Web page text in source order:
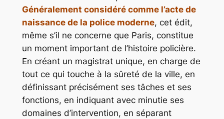
Généralement considéré comme l’acte de
naissance de la police moderne, cet édit,
même s’il ne concerne que Paris, constitue
un moment important de l’histoire policière.
En créant un magistrat unique, en charge de
tout ce qui touche à la sûreté de la ville, en
définissant précisément ses tâches et ses
fonctions, en indiquant avec minutie ses
domaines d’intervention, en séparant